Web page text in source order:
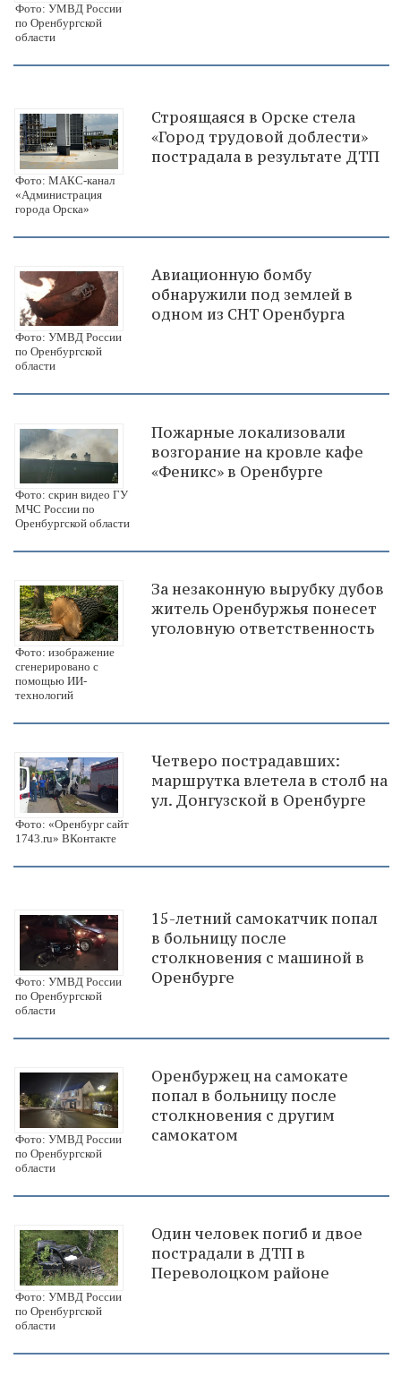
Фото: УМВД России
по Оренбургской
области
Фото: МАКС-канал
«Администрация
города Орска»
Строящаяся в Орске стела
«Город трудовой доблести»
пострадала в результате ДТП
Фото: УМВД России
по Оренбургской
области
Авиационную бомбу
обнаружили под землей в
одном из СНТ Оренбурга
Фото: скрин видео ГУ
МЧС России по
Оренбургской области
Пожарные локализовали
возгорание на кровле кафе
«Феникс» в Оренбурге
Фото: изображение
сгенерировано с
помощью ИИ-
технологий
За незаконную вырубку дубов
житель Оренбуржья понесет
уголовную ответственность
Фото: «Оренбург сайт
1743.ru» ВКонтакте
Четверо пострадавших:
маршрутка влетела в столб на
ул. Донгузской в Оренбурге
Фото: УМВД России
по Оренбургской
области
15-летний самокатчик попал
в больницу после
столкновения с машиной в
Оренбурге
Фото: УМВД России
по Оренбургской
области
Оренбуржец на самокате
попал в больницу после
столкновения с другим
самокатом
Фото: УМВД России
по Оренбургской
области
Один человек погиб и двое
пострадали в ДТП в
Переволоцком районе